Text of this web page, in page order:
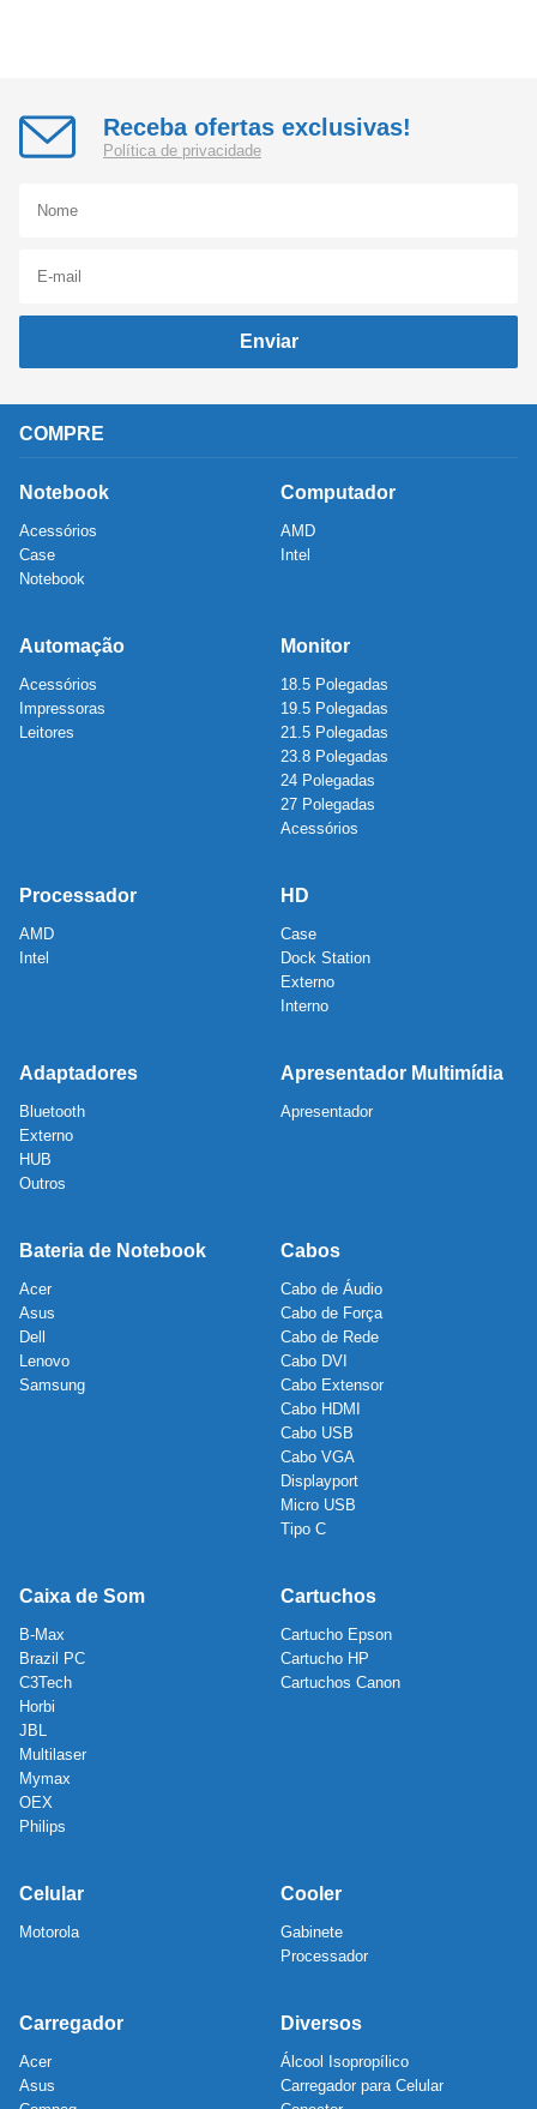
Receba ofertas exclusivas!
Política de privacidade
Enviar
COMPRE
Notebook
Acessórios
Case
Notebook
Computador
AMD
Intel
Automação
Acessórios
Impressoras
Leitores
Monitor
18.5 Polegadas
19.5 Polegadas
21.5 Polegadas
23.8 Polegadas
24 Polegadas
27 Polegadas
Acessórios
Processador
AMD
Intel
HD
Case
Dock Station
Externo
Interno
Adaptadores
Bluetooth
Externo
HUB
Outros
Apresentador Multimídia
Apresentador
Bateria de Notebook
Acer
Asus
Dell
Lenovo
Samsung
Cabos
Cabo de Áudio
Cabo de Força
Cabo de Rede
Cabo DVI
Cabo Extensor
Cabo HDMI
Cabo USB
Cabo VGA
Displayport
Micro USB
Tipo C
Caixa de Som
B-Max
Brazil PC
C3Tech
Horbi
JBL
Multilaser
Mymax
OEX
Philips
Cartuchos
Cartucho Epson
Cartucho HP
Cartuchos Canon
Celular
Motorola
Cooler
Gabinete
Processador
Carregador
Acer
Asus
Diversos
Álcool Isopropílico
Carregador para Celular